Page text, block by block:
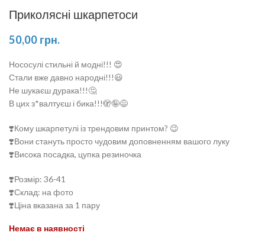
Приколясні шкарпетоси
50,00 грн.
Нососулі стильні й модні!!! 😍
Стали вже давно народні!!!😃
Не шукаєш дурака!!!🤔
В цих з*валтуєш і бика!!!🫣🤪😅
❣️Кому шкарпетулі із трендовим принтом? 😉
❣️Вони стануть просто чудовим доповненням вашого луку
❣️Висока посадка, цупка резиночка
❣️Розмір: 36-41
❣️Склад: на фото
❣️Ціна вказана за 1 пару
Немає в наявності